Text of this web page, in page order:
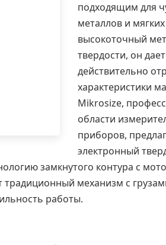
подходящим для
металлов и
высокоточный
твердости, он
действительно
характеристики
Mikrosize,
области
приборов,
электронный
замкнутого контура с
традиционный механизм с
работы.